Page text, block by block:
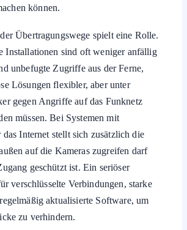
Installationen sind oft weniger anfällig
unbefugte Zugriffe aus der Ferne,
Lösungen flexibler, aber unter
gegen Angriffe auf das Funknetz
müssen. Bei Systemen mit
Internet stellt sich zusätzlich die
auf die Kameras zugreifen darf
geschützt ist. Ein seriöser
verschlüsselte Verbindungen, starke
aktualisierte Software, um
zu verhindern.